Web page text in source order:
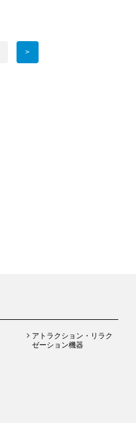
アトラクション・リラク
ゼーション機器